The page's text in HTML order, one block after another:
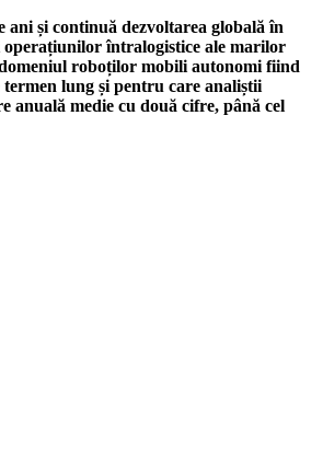
ani și continuă dezvoltarea globală în
întralogistice ale marilor
roboților mobili autonomi fiind
lung și pentru care analiștii
anuală medie cu două cifre, până cel